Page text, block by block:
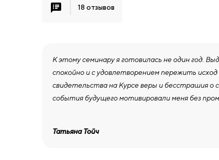
18 отзывов
К этому семинару я готовилась не один год.
спокойно и с удовлетворением пережить
свидетельства на Курсе веры и бесстрашия о
события будущего мотивировали меня без
Татьяна Тойч